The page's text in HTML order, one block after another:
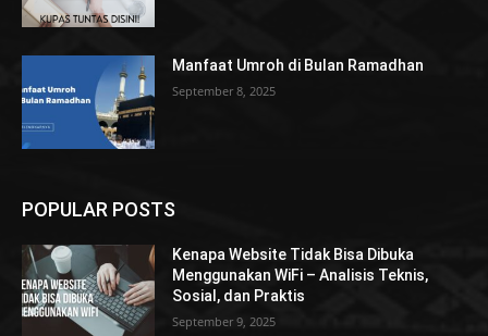
Manfaat Umroh di Bulan Ramadhan
September 8, 2025
POPULAR POSTS
Kenapa Website Tidak Bisa Dibuka
Menggunakan WiFi – Analisis Teknis,
Sosial, dan Praktis
September 9, 2025